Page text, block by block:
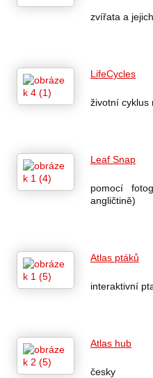
zvířata a
LifeCycles
životní cyklus
Leaf Snap
pomocí
angličtině)
Atlas ptáků
interaktivní
Atlas hub
česky